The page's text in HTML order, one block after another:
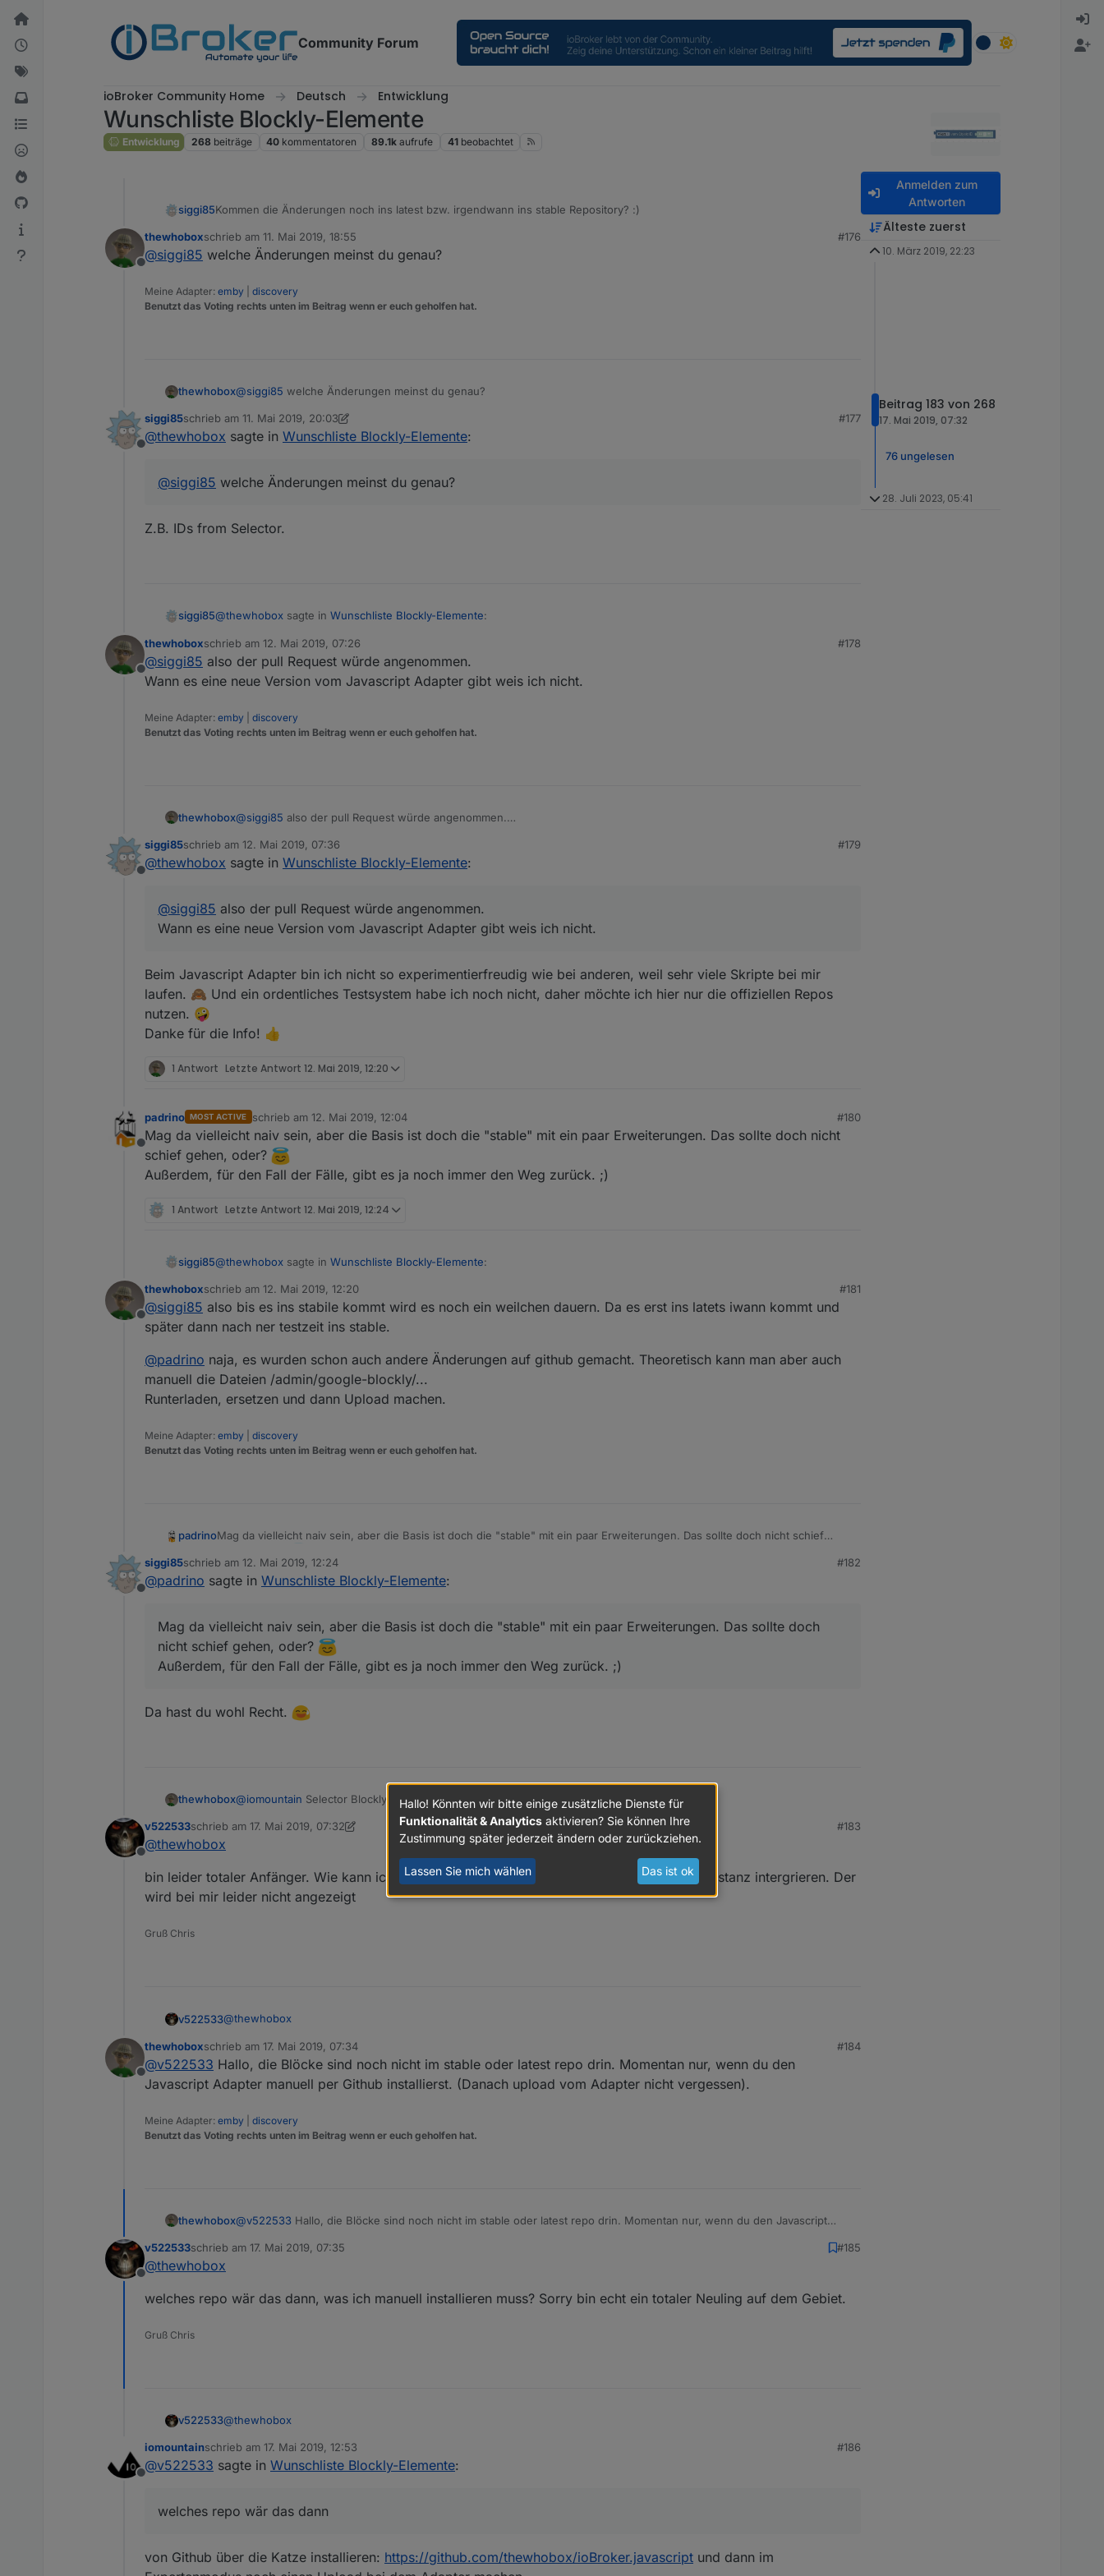
Weiter zum Inhalt
Community Forum
ioBroker Community Home Deutsch Entwicklung
Wunschliste Blockly-Elemente
Entwicklung 268 beiträge 40 kommentatoren 89.1k aufrufe 41 beobachtet
siggi85Kommen die Änderungen noch ins latest bzw. irgendwann ins stable Repository? :)
Offline
thewhoboxschrieb am 11. Mai 2019, 18:55
zuletzt editiert von
#176
@siggi85 welche Änderungen meinst du genau?
Meine Adapter: emby
discovery
Benutzt das Voting rechts unten im Beitrag wenn er euch geholfen hat.
thewhobox@siggi85 welche Änderungen meinst du genau?
Offline
siggi85schrieb am 11. Mai 2019, 20:03
zuletzt editiert von siggi855. Nov. 2019, 22:03
#177
@thewhobox sagte in Wunschliste Blockly-Elemente:
@siggi85 welche Änderungen meinst du genau?
Z.B. IDs from Selector.
siggi85@thewhobox sagte in Wunschliste Blockly-Elemente:
@siggi85welche Änderungen meinst du genau?
Offline
thewhoboxschrieb am 12. Mai 2019, 07:26
zuletzt editiert von
#178
@siggi85 also der pull Request würde angenommen.
Wann es eine neue Version vom Javascript Adapter gibt weis ich nicht.
Meine Adapter: emby
discovery
Benutzt das Voting rechts unten im Beitrag wenn er euch geholfen hat.
thewhobox@siggi85 also der pull Request würde angenommen.
Offline
siggi85schrieb am 12. Mai 2019, 07:36
zuletzt editiert von
#179
@thewhobox sagte in Wunschliste Blockly-Elemente:
@siggi85 also der pull Request würde angenommen.
Wann es eine neue Version vom Javascript Adapter gibt weis ich nicht.
Beim Javascript Adapter bin ich nicht so experimentierfreudig wie bei anderen, weil sehr viele Skripte bei mir
laufen. 🙈 Und ein ordentliches Testsystem habe ich noch nicht, daher möchte ich hier nur die offiziellen Repos
nutzen. 🤪
Danke für die Info! 👍
1 Antwort Letzte Antwort 12. Mai 2019, 12:20
Offline
padrino MOST ACTIVE schrieb am 12. Mai 2019, 12:04
zuletzt editiert von
#180
Mag da vielleicht naiv sein, aber die Basis ist doch die "stable" mit ein paar Erweiterungen. Das sollte doch nicht
schief gehen, oder?
Außerdem, für den Fall der Fälle, gibt es ja noch immer den Weg zurück. ;)
1 Antwort Letzte Antwort 12. Mai 2019, 12:24
siggi85@thewhobox sagte in Wunschliste Blockly-Elemente:
@siggi85 also der pull Request würde angenommen.
Wann es eine neue Version vom Javascript Adapter gibt weis ich nicht.
Beim Javascript Adapter bin ich nicht so experimentierfreudig wie bei anderen, weil sehr viele Skripte bei mir laufen. 🙈 Und
ein ordentliches Testsystem habe ich noch nicht, daher möchte ich hier nur die offiziellen Repos nutzen. 🤪
Danke für die Info! 👍
Offline
thewhoboxschrieb am 12. Mai 2019, 12:20
zuletzt editiert von
#181
@siggi85 also bis es ins stabile kommt wird es noch ein weilchen dauern. Da es erst ins latets iwann kommt und
später dann nach ner testzeit ins stable.
@padrino naja, es wurden schon auch andere Änderungen auf github gemacht. Theoretisch kann man aber auch
manuell die Dateien /admin/google-blockly/...
Runterladen, ersetzen und dann Upload machen.
Meine Adapter: emby
discovery
Benutzt das Voting rechts unten im Beitrag wenn er euch geholfen hat.
padrinoMag da vielleicht naiv sein, aber die Basis ist doch die "stable" mit ein paar Erweiterungen. Das sollte doch nicht schief
Außerdem, für den Fall der Fälle, gibt es ja noch immer den Weg zurück. ;)
Offline
siggi85schrieb am 12. Mai 2019, 12:24
zuletzt editiert von
#182
@padrino sagte in Wunschliste Blockly-Elemente:
Mag da vielleicht naiv sein, aber die Basis ist doch die "stable" mit ein paar Erweiterungen. Das sollte doch
nicht schief gehen, oder?
Außerdem, für den Fall der Fälle, gibt es ja noch immer den Weg zurück. ;)
Da hast du wohl Recht.
thewhobox@iomountain Selector Blockly ist fertig :) (Gibt alle IDs als Array zurück)
Offline
v522533schrieb am 17. Mai 2019, 07:32
zuletzt editiert von v522533
#183
@thewhobox
bin leider totaler Anfänger. Wie kann ich diesen Selector Baustein jetzt in meine Javascript Instanz intergrieren. Der
wird bei mir leider nicht angezeigt
Gruß Chris
v522533@thewhobox
bin leider totaler Anfänger. Wie kann ich diesen Selector Baustein jetzt in meine Javascript Instanz intergrieren. Der wird
bei mir leider nicht angezeigt
Offline
thewhoboxschrieb am 17. Mai 2019, 07:34
zuletzt editiert von
#184
@v522533 Hallo, die Blöcke sind noch nicht im stable oder latest repo drin. Momentan nur, wenn du den
Javascript Adapter manuell per Github installierst. (Danach upload vom Adapter nicht vergessen).
Meine Adapter: emby
discovery
Benutzt das Voting rechts unten im Beitrag wenn er euch geholfen hat.
thewhobox@v522533 Hallo, die Blöcke sind noch nicht im stable oder latest repo drin. Momentan nur, wenn du den Javascript
Offline
v522533schrieb am 17. Mai 2019, 07:35
zuletzt editiert von
#185
@thewhobox
welches repo wär das dann, was ich manuell installieren muss? Sorry bin echt ein totaler Neuling auf dem Gebiet.
Gruß Chris
v522533@thewhobox
welches repo wär das dann, was ich manuell installieren muss? Sorry bin echt ein totaler Neuling auf dem Gebiet.
Offline
iomountainschrieb am 17. Mai 2019, 12:53
zuletzt editiert von
#186
@v522533 sagte in Wunschliste Blockly-Elemente:
welches repo wär das dann
von Github über die Katze installieren: https://github.com/thewhobox/ioBroker.javascript und dann im
Anmelden zum
Antworten
Älteste zuerst
10. März 2019, 22:23
Beitrag 183 von 268
17. Mai 2019, 07:32
76 ungelesen
28. Juli 2023, 05:41
Hallo! Könnten wir bitte einige zusätzliche Dienste für
Funktionalität & Analytics aktivieren? Sie können Ihre
Zustimmung später jederzeit ändern oder zurückziehen.
Lassen Sie mich wählen Das ist ok